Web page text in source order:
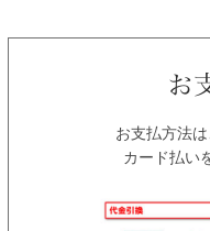
お支払方法
カード払い